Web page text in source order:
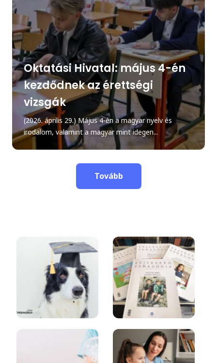
Oktatási Hivatal: május 4-én
kezdődnek az érettségi
vizsgák
(2026. április 29.) Május 4-én a magyar nyelv és
irodalom, valamint a magyar mint idegen...
Tovább